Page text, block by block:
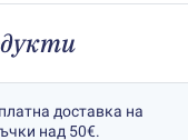
доставка на
над 50€.